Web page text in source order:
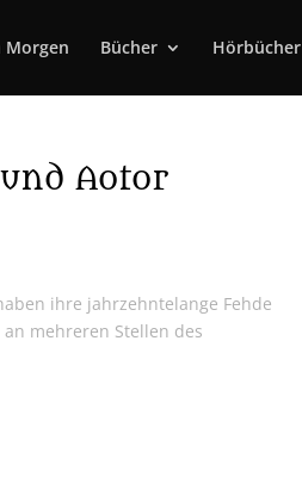
Morgen Bücher Hörbücher
Aotor
ihre jahrzehntelange Fehde
mehreren Stellen des